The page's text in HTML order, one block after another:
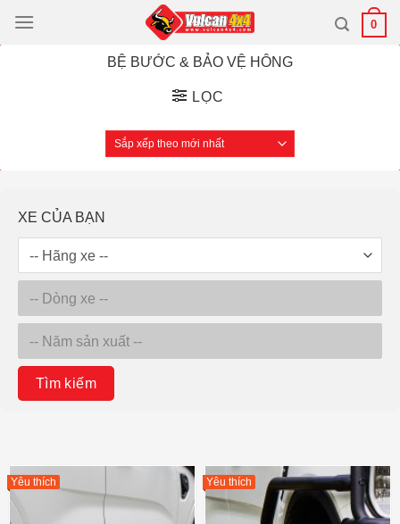
qua
0
BỆ BƯỚC & BẢO VỆ HÔNG
LỌC
XE CỦA BẠN
Tìm kiếm
Yêu thích Yêu thích